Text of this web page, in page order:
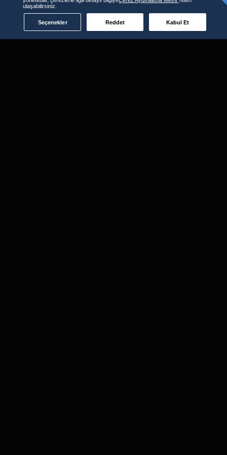
ulaşabilirsiniz.
Seçenekler Reddet Kabul Et